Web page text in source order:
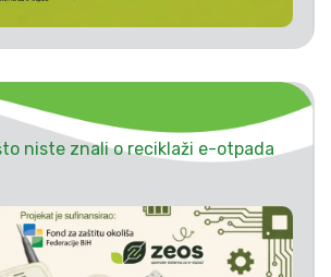
niste znali o reciklaži e-otpada